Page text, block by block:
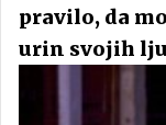
pravilo, da
urin svojih